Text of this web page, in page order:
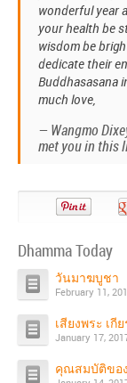
wonderful year
your health be
wisdom be
dedicate their
Buddhasasana
much love,
— Wangmo
met you in this
Dhamma Today
วันมาฆบูชา
February 11,
เสียงพระ เกี
January 17,
คุณสมบัติขอ